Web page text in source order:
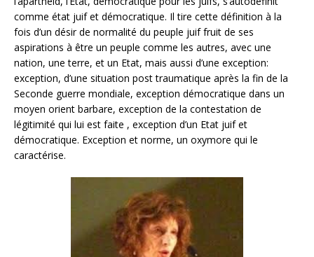
comme état juif et démocratique. Il tire cette définition à la
fois d’un désir de normalité du peuple juif fruit de ses
aspirations à être un peuple comme les autres, avec une
nation, une terre, et un Etat, mais aussi d’une exception:
exception, d’une situation post traumatique après la fin de la
Seconde guerre mondiale, exception démocratique dans un
moyen orient barbare, exception de la contestation de
légitimité qui lui est faite , exception d’un Etat juif et
démocratique. Exception et norme, un oxymore qui le
caractérise.